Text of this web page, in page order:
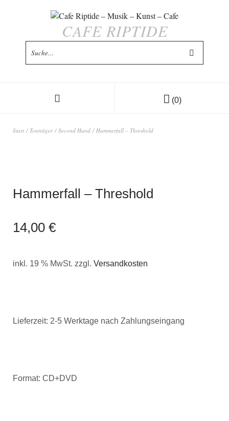
CAFE RIPTIDE
(0)
Start / Tonträger/ Second Hand / Hammerfall – Threshold
Hammerfall – Threshold
14,00 €
inkl. 19 % MwSt. zzgl. Versandkosten
Lieferzeit: 2-5 Werktage nach Zahlungseingang
Format: CD+DVD